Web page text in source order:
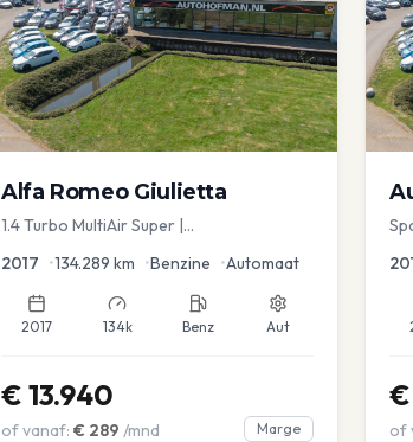
Alfa Romeo Giulietta
1.4 Turbo MultiAir Super |
2017 •134.289 km •Benzine •Automaat
2017 134k Benz Aut
€ 13.940
of vanaf: € 289 /mnd Marge
€
of